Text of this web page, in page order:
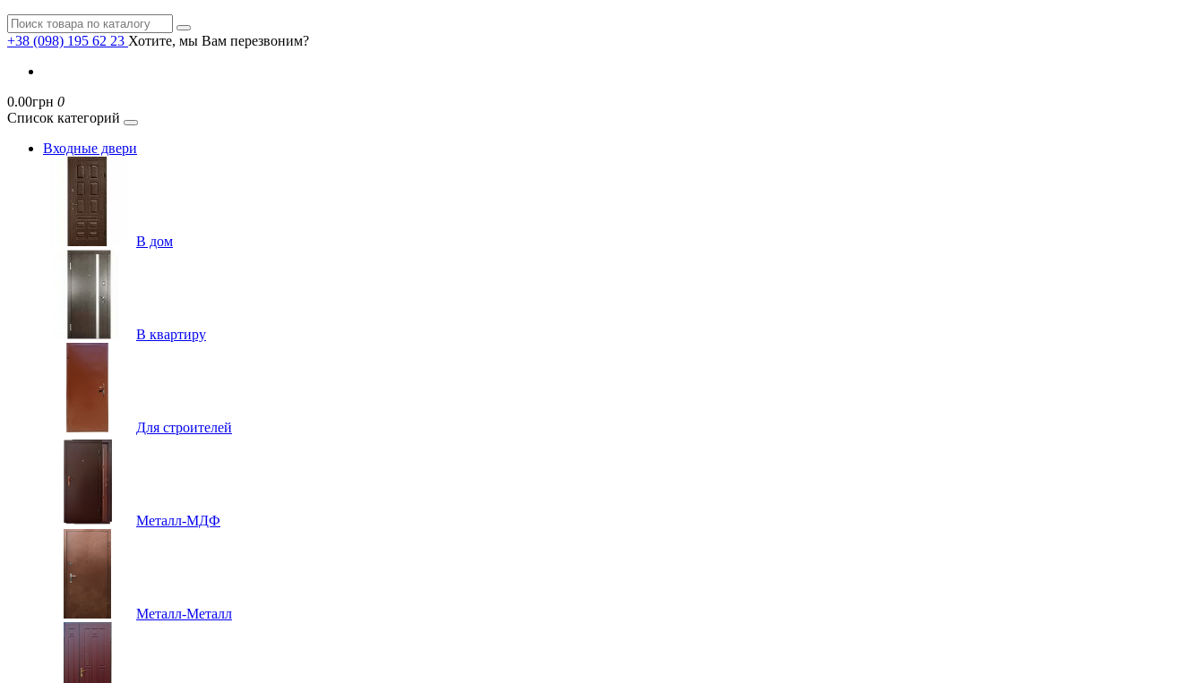
+38 (098) 195 62 23 Хотите, мы Вам перезвоним?
0.00грн 0
Список категорий
Входные двери
В дом
В квартиру
Для строителей
Металл-МДФ
Металл-Металл